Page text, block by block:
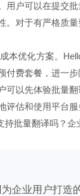
用户可以在提交
。对于有严格质
本优化方案。
付费套餐，进一
可以先体验批量
评估和使用平台服
持批量翻译吗？企
企业用户打造